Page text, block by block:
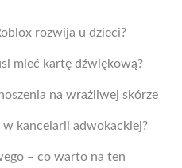
rozwija u dzieci?
mieć kartę dźwiękową?
na wrażliwej skórze
w kancelarii adwokackiej?
– co warto na ten